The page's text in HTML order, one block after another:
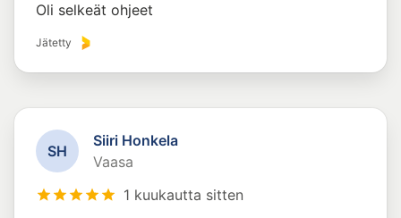
Oli selkeät ohjeet
Jätetty
SH
Siiri Honkela
Vaasa
1 kuukautta sitten